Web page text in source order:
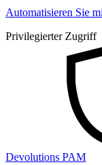
Automatisieren Sie
Privilegierter Zugriff
Devolutions PAM